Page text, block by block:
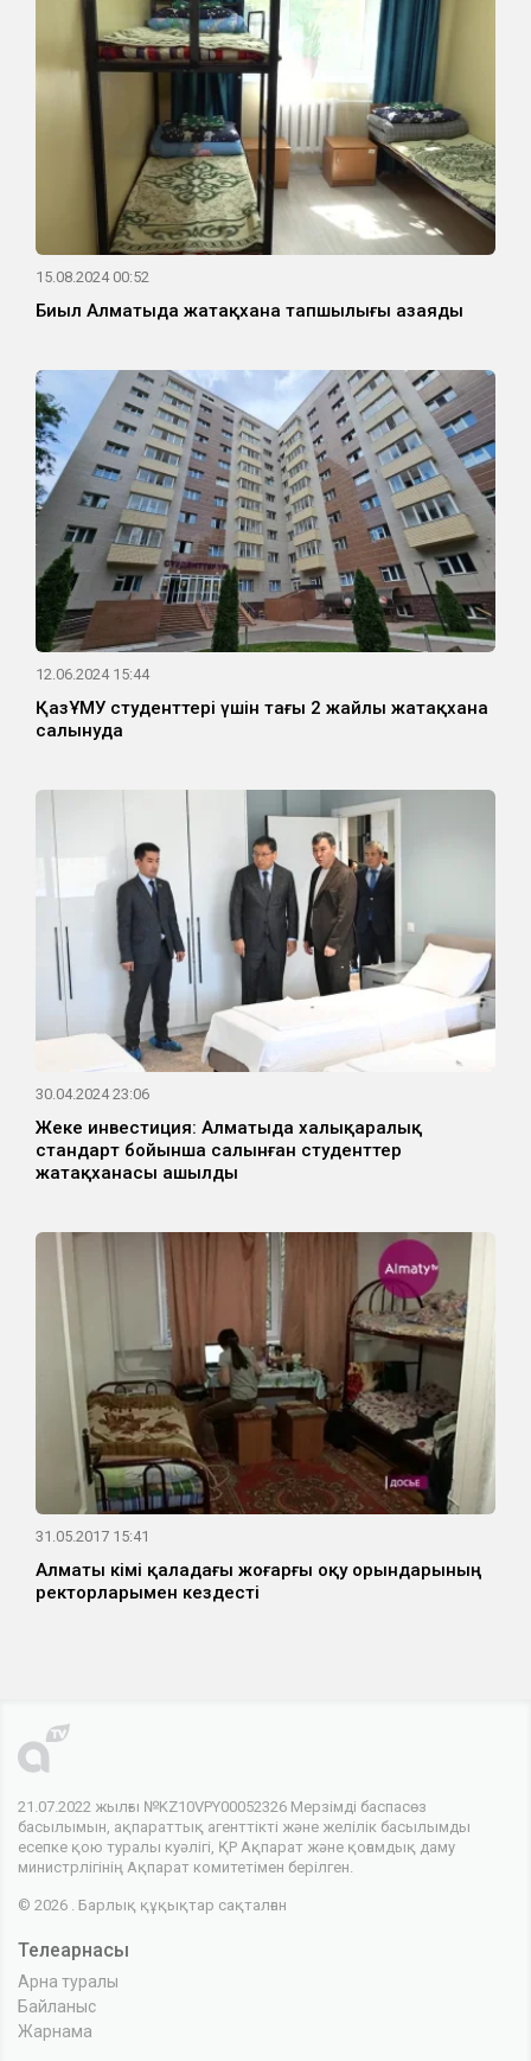
15.08.2024 00:52
Биыл Алматыда жатақхана тапшылығы азаяды
12.06.2024 15:44
ҚазҰМУ студенттері үшін тағы 2 жайлы жатақхана
салынуда
30.04.2024 23:06
Жеке инвестиция: Алматыда халықаралық
стандарт бойынша салынған студенттер
жатақханасы ашылды
31.05.2017 15:41
Алматы әкімі қаладағы жоғарғы оқу орындарының
ректорларымен кездесті
21.07.2022 жылғы №KZ10VPY00052326 Мерзімді баспасөз
басылымын, ақпараттық агенттікті және желілік басылымды
есепке қою туралы куәлігі, ҚР Ақпарат және қоғамдық даму
министрлігінің Ақпарат комитетімен берілген.
© 2026 . Барлық құқықтар сақталған
Телеарнасы
Арна туралы
Байланыс
Жарнама